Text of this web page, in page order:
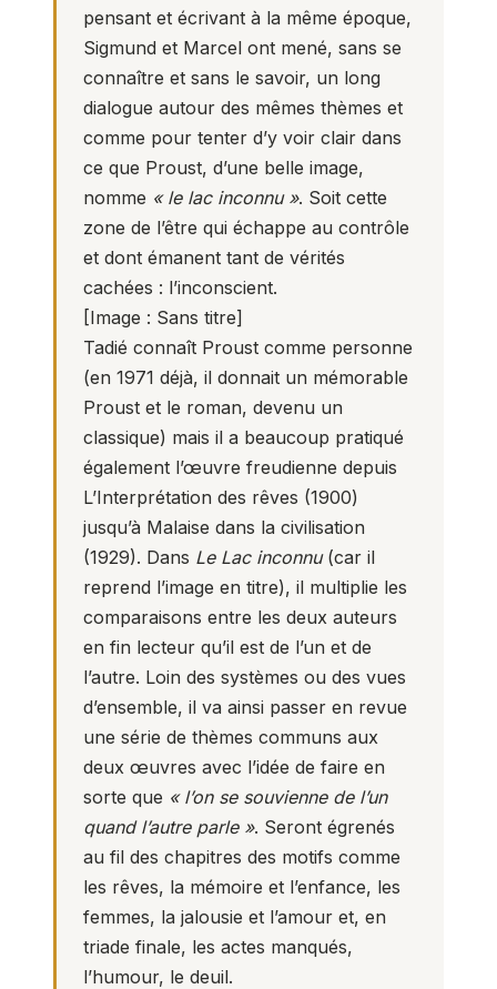
pensant et écrivant à la même époque,
Sigmund et Marcel ont mené, sans se
connaître et sans le savoir, un long
dialogue autour des mêmes thèmes et
comme pour tenter d’y voir clair dans
ce que Proust, d’une belle image,
nomme « le lac inconnu ». Soit cette
zone de l’être qui échappe au contrôle
et dont émanent tant de vérités
cachées : l’inconscient.
[Image : Sans titre]
Tadié connaît Proust comme personne
(en 1971 déjà, il donnait un mémorable
Proust et le roman, devenu un
classique) mais il a beaucoup pratiqué
également l’œuvre freudienne depuis
L’Interprétation des rêves (1900)
jusqu’à Malaise dans la civilisation
(1929). Dans Le Lac inconnu(car il
reprend l’image en titre), il multiplie les
comparaisons entre les deux auteurs
en fin lecteur qu’il est de l’un et de
l’autre. Loin des systèmes ou des vues
d’ensemble, il va ainsi passer en revue
une série de thèmes communs aux
deux œuvres avec l’idée de faire en
sorte que « l’on se souvienne de l’un
quand l’autre parle ». Seront égrenés
au fil des chapitres des motifs comme
les rêves, la mémoire et l’enfance, les
femmes, la jalousie et l’amour et, en
triade finale, les actes manqués,
l’humour, le deuil.